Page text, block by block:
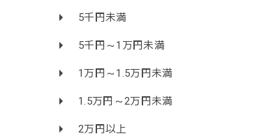
5千円未満
5千円～1万円未満
1万円～1.5万円未満
1.5万円～2万円未満
2万円以上